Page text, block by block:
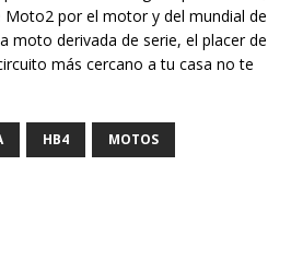
Moto2 por el motor y del mundial de
moto derivada de serie, el placer de
más cercano a tu casa no te
HB4 MOTOS